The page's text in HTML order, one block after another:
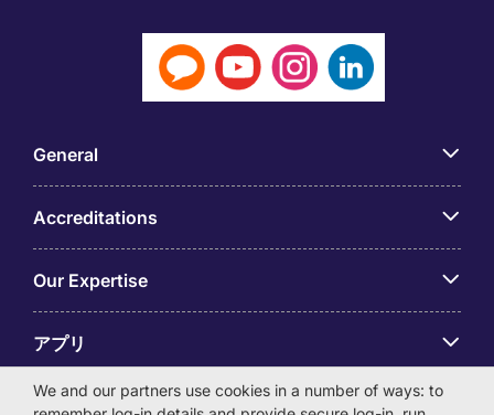
General
Accreditations
Our Expertise
アプリ
Employer Centre
We and our partners use cookies in a number of ways: to